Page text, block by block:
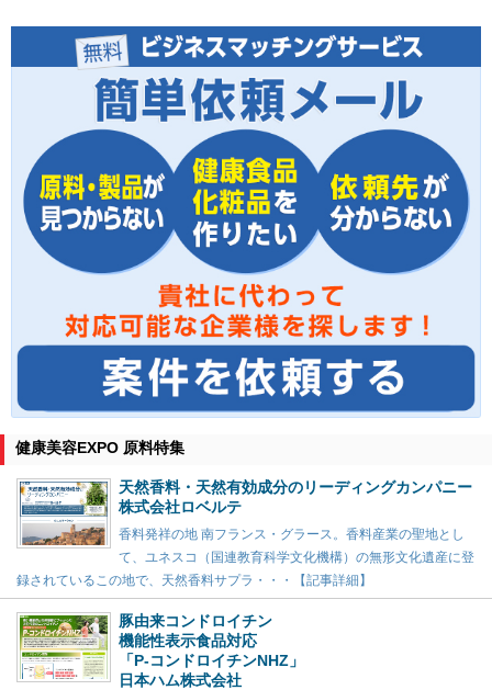
健康美容EXPO 原料特集
天然香料・天然有効成分のリーディングカンパニー
株式会社ロベルテ
香料発祥の地 南フランス・グラース。香料産業の聖地とし
て、ユネスコ（国連教育科学文化機構）の無形文化遺産に登
録されているこの地で、天然香料サプラ・・・【記事詳細】
豚由来コンドロイチン
機能性表示食品対応
「P-コンドロイチンNHZ」
日本ハム株式会社